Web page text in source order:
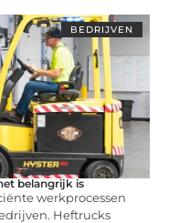
BEDRIJVEN
belangrijk is
werkprocessen
Heftrucks